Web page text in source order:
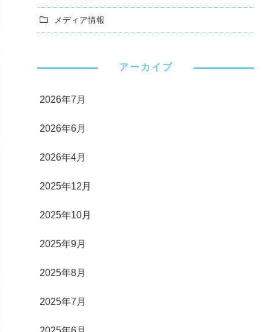
メディア情報
アーカイブ
2026年7月
2026年6月
2026年4月
2025年12月
2025年10月
2025年9月
2025年8月
2025年7月